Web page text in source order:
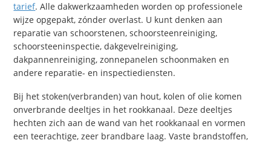
tarief. Alle dakwerkzaamheden worden op professionele
wijze opgepakt, zónder overlast. U kunt denken aan
reparatie van schoorstenen, schoorsteenreiniging,
schoorsteeninspectie, dakgevelreiniging,
dakpannenreiniging, zonnepanelen schoonmaken en
andere reparatie- en inspectiediensten.
Bij het stoken(verbranden) van hout, kolen of olie komen
onverbrande deeltjes in het rookkanaal. Deze deeltjes
hechten zich aan de wand van het rookkanaal en vormen
een teerachtige, zeer brandbare laag. Vaste brandstoffen,